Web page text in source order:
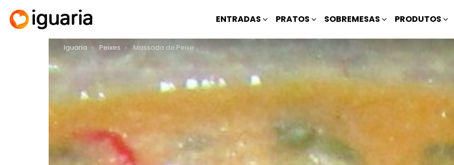
ENTRADAS PRATOS SOBREMESAS PRODUTOS
You are here:
Iguaria Peixes Massada de Peixe